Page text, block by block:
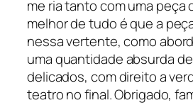
me ria tanto com uma peça
melhor de tudo é que a
nessa vertente, como
uma quantidade absurda
delicados, com direito a
teatro no final. Obrigado,